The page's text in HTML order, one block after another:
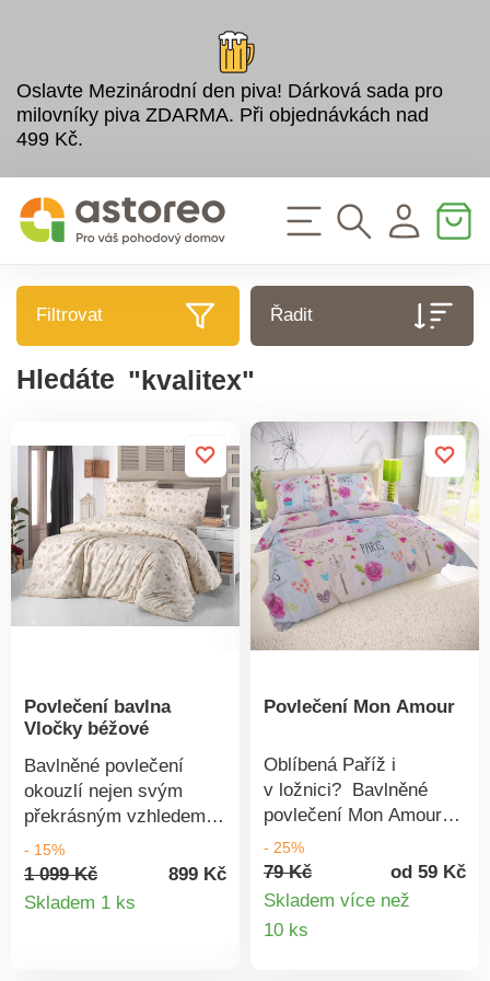
Oslavte Mezinárodní den piva! Dárková sada pro
milovníky piva ZDARMA. Při objednávkách nad
499 Kč.
Filtrovat Řadit
Hledáte "kvalitex"
Povlečení bavlna
Vločky béžové
Bavlněné povlečení
okouzlí nejen svým
překrásným vzhledem,
ale i jemností a dlouhou
životností bavlněné
tkaniny. Nechte se
- 15%
1 099 Kč
899 Kč
Skladem 1 ks
Povlečení Mon Amour
Oblíbená Paříž i
v ložnici? Bavlněné
povlečení Mon Amour
okouzlí překrásným
vzhledem, jemností a
dlouhou životností
Doporučené praní na 60
- 25%
79 Kč
od 59 Kč
Skladem více než
10 ks